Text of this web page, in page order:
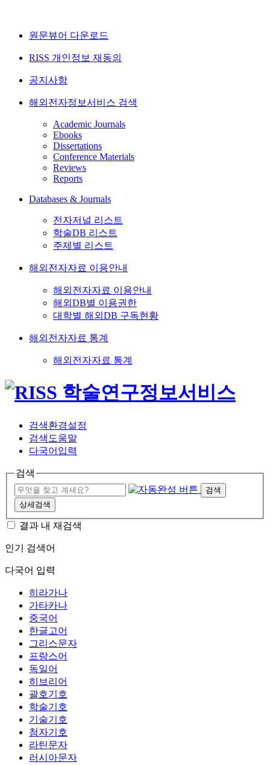
원문뷰어 다운로드
RISS 개인정보 재동의
공지사항
해외전자정보서비스 검색
Academic Journals
Ebooks
Dissertations
Conference Materials
Reviews
Reports
Databases & Journals
전자저널 리스트
학술DB 리스트
주제별 리스트
해외전자자료 이용안내
해외전자자료 이용안내
해외DB별 이용권한
대학별 해외DB 구독현황
해외전자자료 통계
해외전자자료 통계
검색환경설정
검색도움말
다국어입력
검색
검색
상세검색
결과 내 재검색
인기 검색어
다국어 입력
히라가나
가타카나
중국어
한글고어
그리스문자
프랑스어
독일어
히브리어
괄호기호
학술기호
기술기호
첨자기호
라틴문자
러시아문자